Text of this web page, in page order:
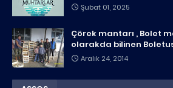
Şubat 01, 2025
Çörek mantarı , Bolet
olarakda bilinen
Aralık 24, 2014